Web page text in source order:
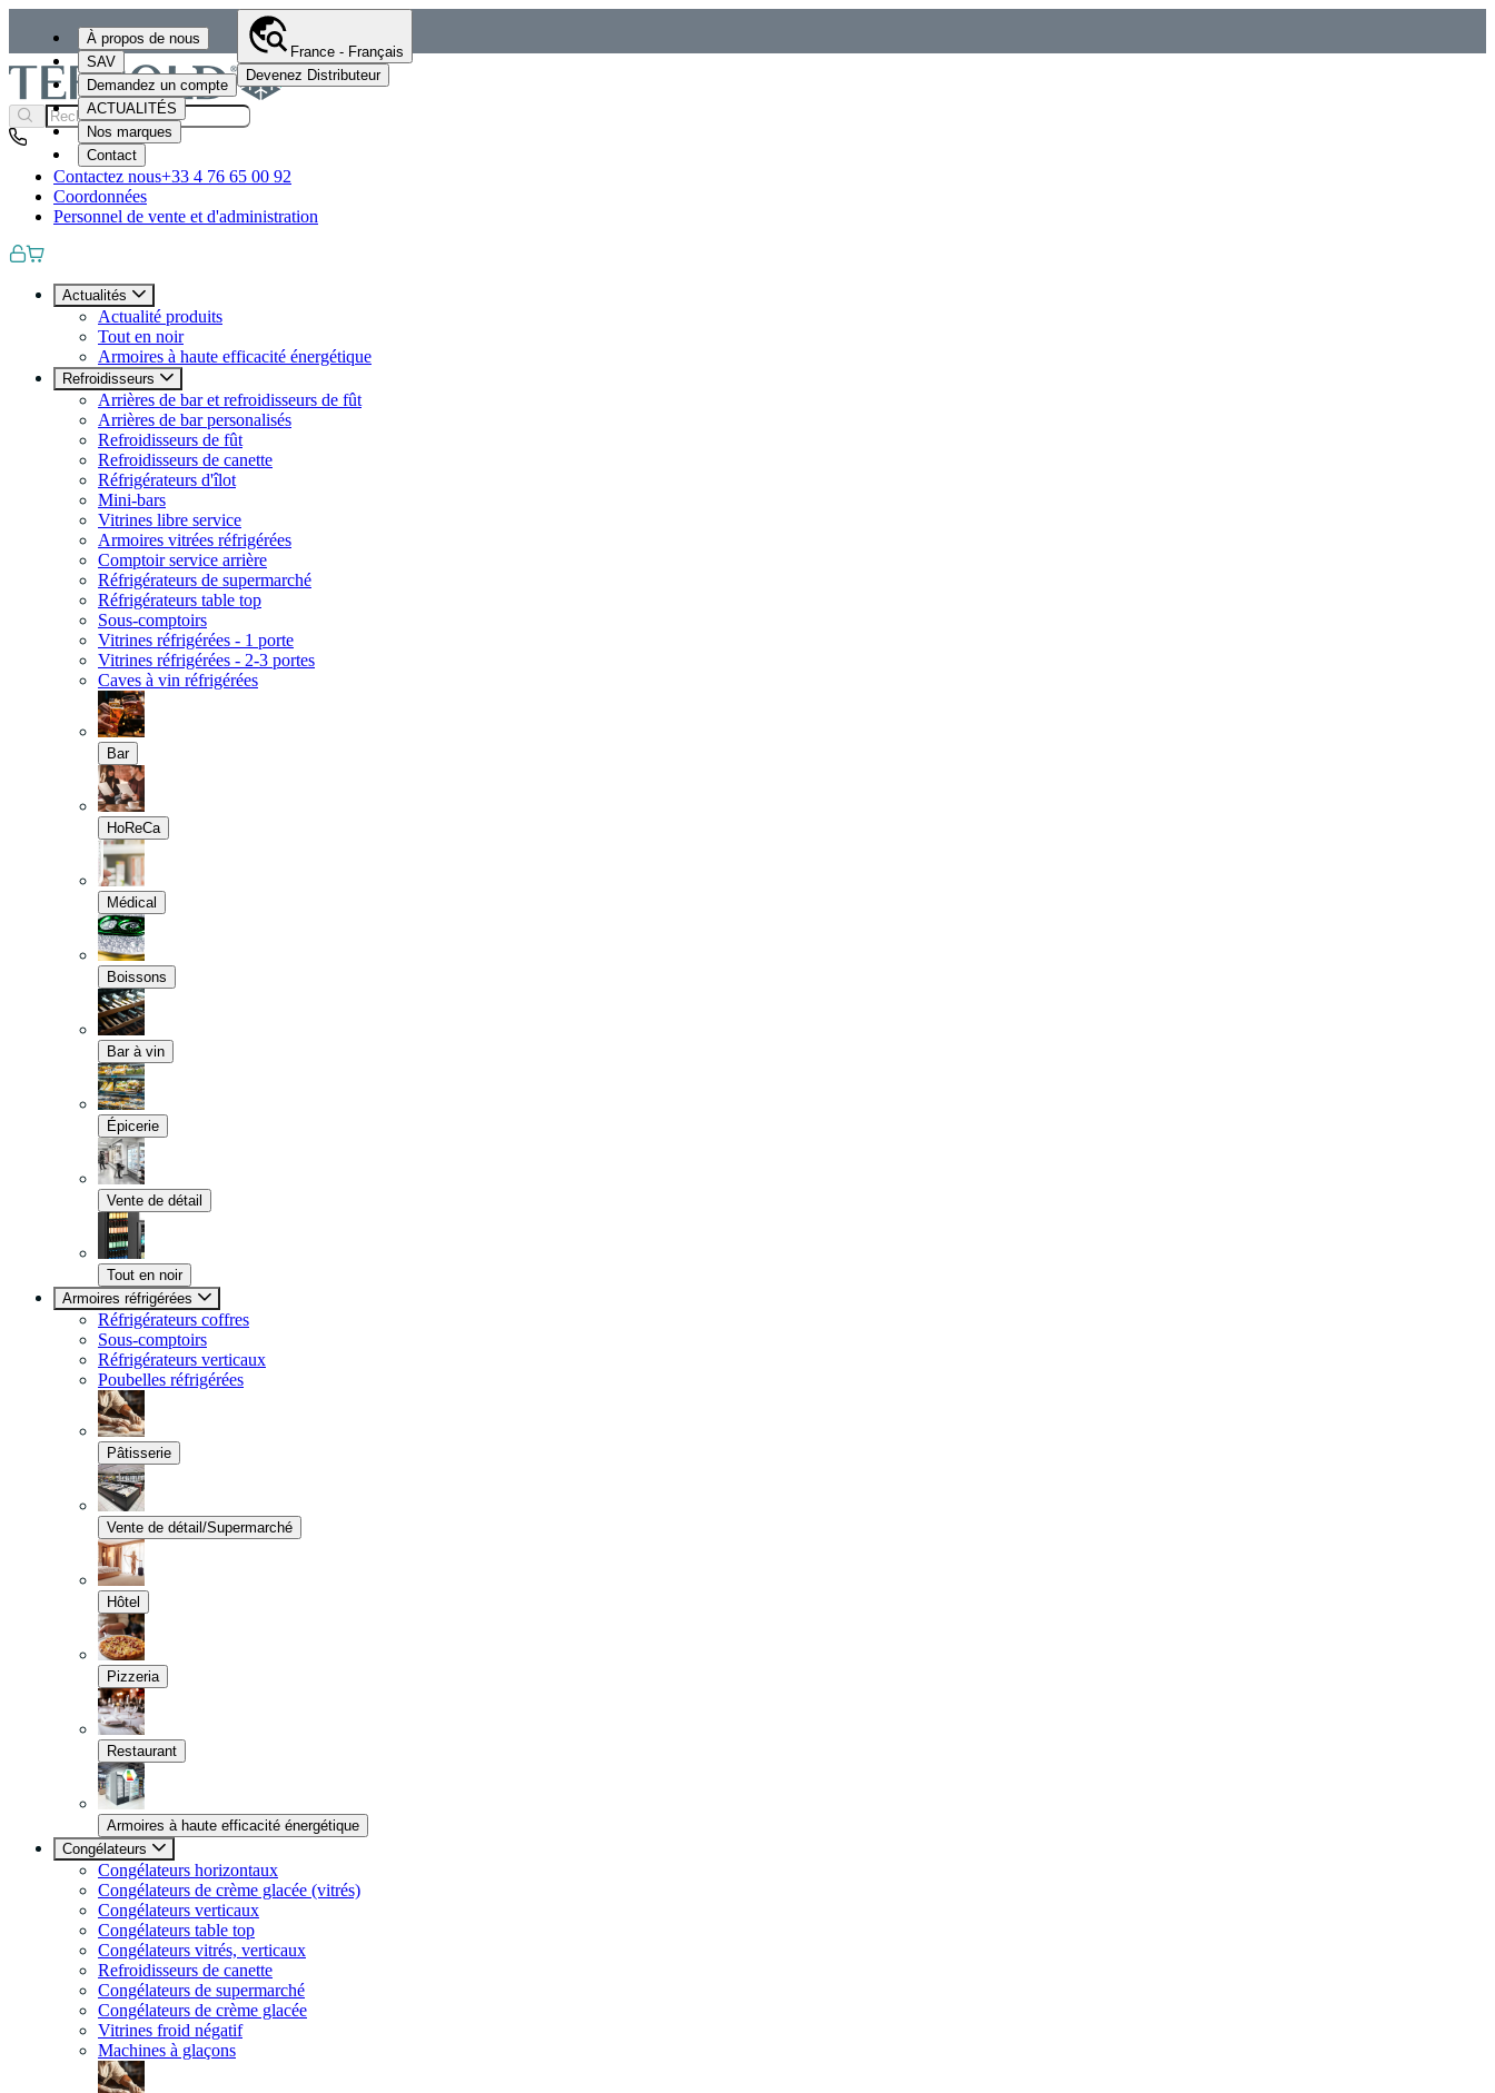
À propos de nous
SAV
Demandez un compte
ACTUALITÉS
Nos marques
Contact
France - Français
Devenez Distributeur
Contactez nous+33 4 76 65 00 92
Coordonnées
Personnel de vente et d'administration
Actualités
Actualité produits
Tout en noir
Armoires à haute efficacité énergétique
Refroidisseurs
Arrières de bar et refroidisseurs de fût
Arrières de bar personalisés
Refroidisseurs de fût
Refroidisseurs de canette
Réfrigérateurs d'îlot
Mini-bars
Vitrines libre service
Armoires vitrées réfrigérées
Comptoir service arrière
Réfrigérateurs de supermarché
Réfrigérateurs table top
Sous-comptoirs
Vitrines réfrigérées - 1 porte
Vitrines réfrigérées - 2-3 portes
Caves à vin réfrigérées
Bar
HoReCa
Médical
Boissons
Bar à vin
Épicerie
Vente de détail
Tout en noir
Armoires réfrigérées
Réfrigérateurs coffres
Sous-comptoirs
Réfrigérateurs verticaux
Poubelles réfrigérées
Pâtisserie
Vente de détail/Supermarché
Hôtel
Pizzeria
Restaurant
Armoires à haute efficacité énergétique
Congélateurs
Congélateurs horizontaux
Congélateurs de crème glacée (vitrés)
Congélateurs verticaux
Congélateurs table top
Congélateurs vitrés, verticaux
Refroidisseurs de canette
Congélateurs de supermarché
Congélateurs de crème glacée
Vitrines froid négatif
Machines à glaçons